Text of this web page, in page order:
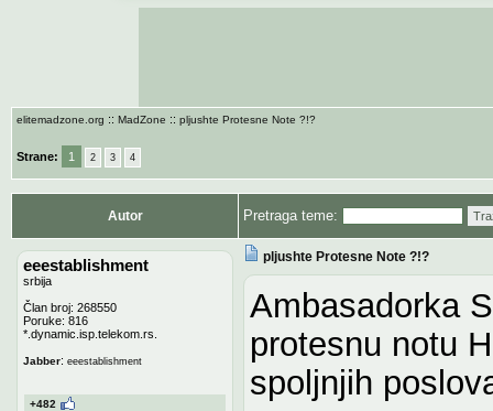
elitemadzone.org :: MadZone :: pljushte Protesne Note ?!?
Strane: 1 2 3 4
Autor Pretraga teme:
eeestablishment
srbija
Član broj: 268550
Poruke: 816
*.dynamic.isp.telekom.rs.
Jabber: eeestablishment
+482
pljushte Protesne Note ?!?
Ambasadorka
protesnu notu
spoljnjih